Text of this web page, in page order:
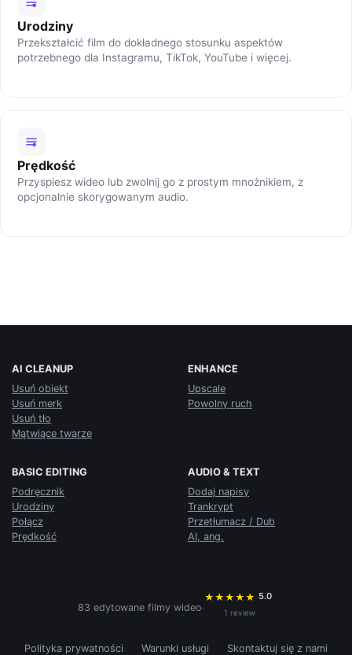
Urodziny
Przekształcić film do dokładnego stosunku aspektów
potrzebnego dla Instagramu, TikTok, YouTube i więcej.
Prędkość
Przyspiesz wideo lub zwolnij go z prostym mnożnikiem, z
opcjonalnie skorygowanym audio.
AI CLEANUP
Usuń obiekt
Usuń merk
Usuń tło
Mątwiące twarze
ENHANCE
Upscale
Powolny ruch
BASIC EDITING
Podręcznik
Urodziny
Połącz
Prędkość
AUDIO & TEXT
Dodaj napisy
Trankrypt
Przetłumacz / Dub
AI, ang.
83 edytowane filmy wideo·
★ ★ ★ ★ ★ 5.0
1 review
Polityka prywatności Warunki usługi Skontaktuj się z nami